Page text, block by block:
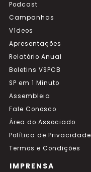
Podcast
Campanhas
Vídeos
Apresentações
Relatório Anual
Boletins VSPCB
SP em 1 Minuto
Assembleia
Fale Conosco
Área do Associado
Política de Privacidade
Termos e Condições
IMPRENSA